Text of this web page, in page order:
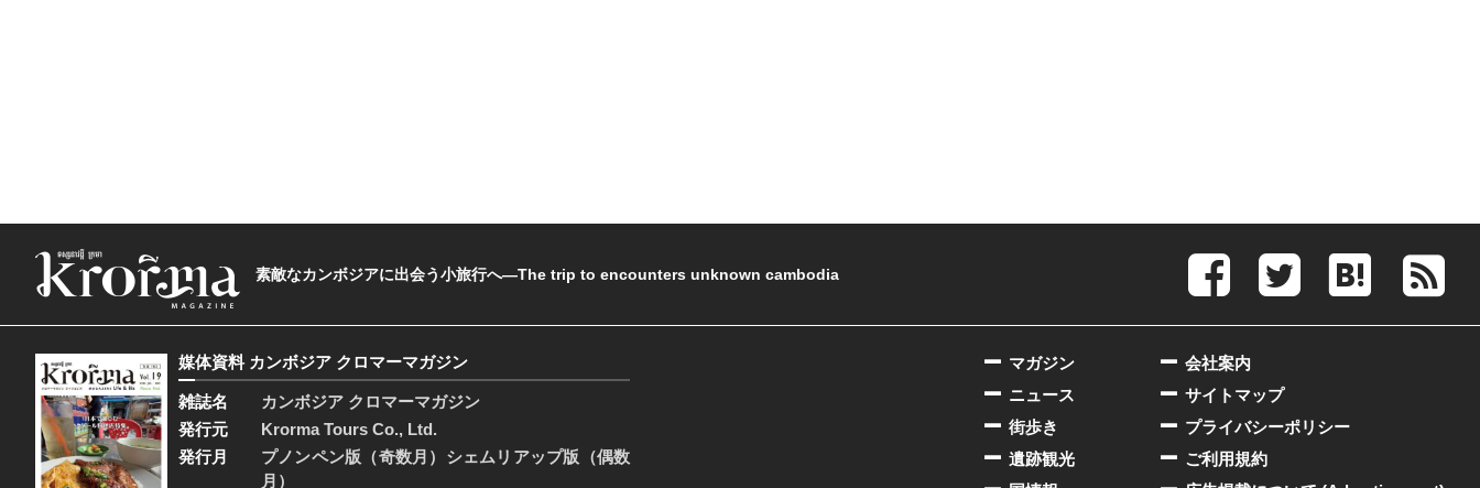
素敵なカンボジアに出会う小旅行へ―The trip to encounters unknown cambodia
媒体資料 カンボジア クロマーマガジン
雑誌名
カンボジア クロマーマガジン
発行元
Krorma Tours Co., Ltd.
発行月
プノンペン版（奇数月）シェムリアップ版（偶数
月）
会社案内
サイトマップ
プライバシーポリシー
ご利用規約
マガジン
ニュース
街歩き
遺跡観光